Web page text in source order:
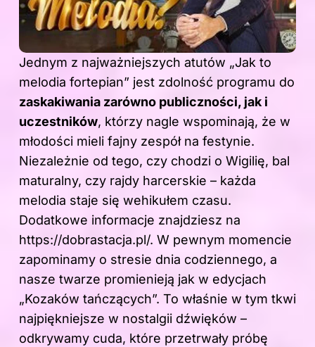
Jednym z najważniejszych atutów „Jak to
melodia fortepian” jest zdolność programu do
zaskakiwania zarówno publiczności, jak i
uczestników, którzy nagle wspominają, że w
młodości mieli fajny zespół na festynie.
Niezależnie od tego, czy chodzi o Wigilię, bal
maturalny, czy rajdy harcerskie – każda
melodia staje się wehikułem czasu.
Dodatkowe informacje znajdziesz na
https://dobrastacja.pl/. W pewnym momencie
zapominamy o stresie dnia codziennego, a
nasze twarze promienieją jak w edycjach
„Kozaków tańczących”. To właśnie w tym tkwi
najpiękniejsze w nostalgii dźwięków –
odkrywamy cuda, które przetrwały próbę